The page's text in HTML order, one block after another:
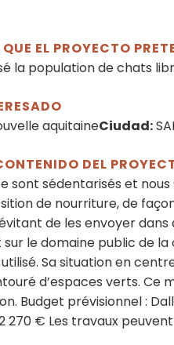
EL PROYECTO
la population de chats
aquitaineCiudad:
DEL
sont sédentarisés et
de nourriture, de
de les envoyer dans
le domaine public de la
Sa situation en
d’espaces verts. Ce
Budget prévisionnel :
€ Les travaux